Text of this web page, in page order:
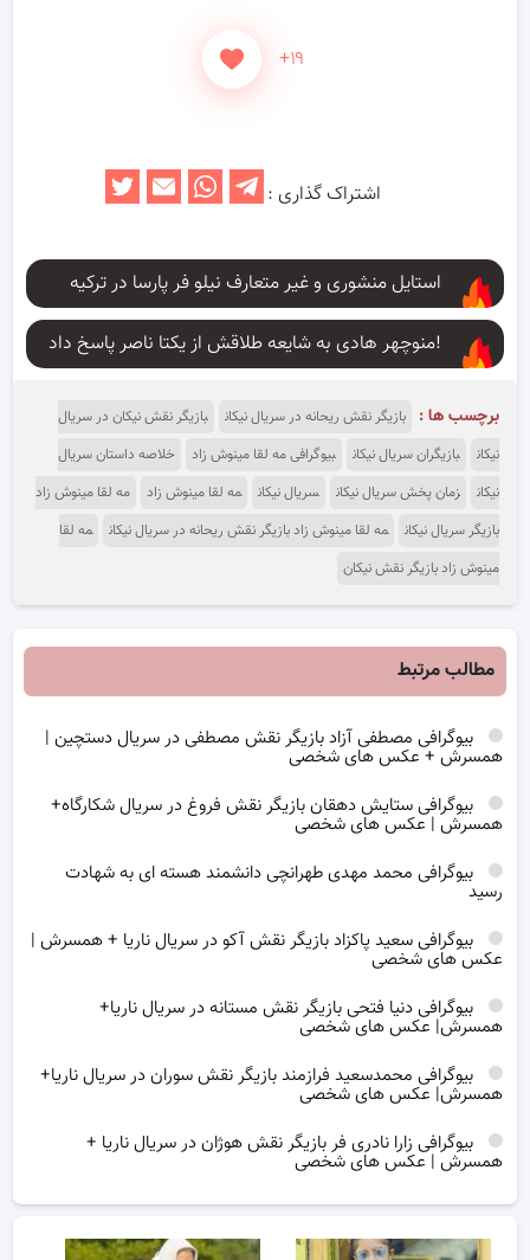
+۱۹
اشتراک گذاری :
استایل منشوری و غیر متعارف نیلو فر پارسا در ترکیه
منوچهر هادی به شایعه طلاقش از یکتا ناصر پاسخ داد!
برچسب ها : بازیگر نقش ریحانه در سریال نیکان
بازیگر نقش نیکان در سریال
نیکان
بازیگران سریال نیکان بیوگرافی مه لقا مینوش زاد
خلاصه داستان سریال
نیکان
زمان پخش سریال نیکان سریال نیکان مه لقا مینوش زاد
مه لقا مینوش زاد
بازیگر سریال نیکان
مه لقا مینوش زاد بازیگر نقش ریحانه در سریال نیکان
مه لقا
مینوش زاد بازیگر نقش نیکان
مطالب مرتبط
بیوگرافی مصطفی آزاد بازیگر نقش مصطفی در سریال دستچین |
همسرش + عکس های شخصی
بیوگرافی ستایش دهقان بازیگر نقش فروغ در سریال شکارگاه+
همسرش | عکس های شخصی
بیوگرافی محمد مهدی طهرانچی دانشمند هسته ای به شهادت
رسید
بیوگرافی سعید پاکزاد بازیگر نقش آکو در سریال ناریا + همسرش |
عکس های شخصی
بیوگرافی دنیا فتحی بازیگر نقش مستانه در سریال ناریا+
همسرش| عکس های شخصی
بیوگرافی محمدسعید فرازمند بازیگر نقش سوران در سریال ناریا+
همسرش| عکس های شخصی
بیوگرافی زارا نادری فر بازیگر نقش هوژان در سریال ناریا +
همسرش | عکس های شخصی